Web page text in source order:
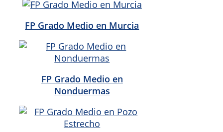
FP Grado Medio en Murcia
FP Grado Medio en
Nonduermas